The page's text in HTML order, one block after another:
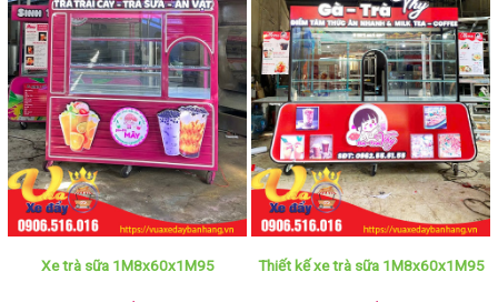
Xe trà sữa 1M8x60x1M95 Thiết kế xe trà sữa 1M8x60x1M95